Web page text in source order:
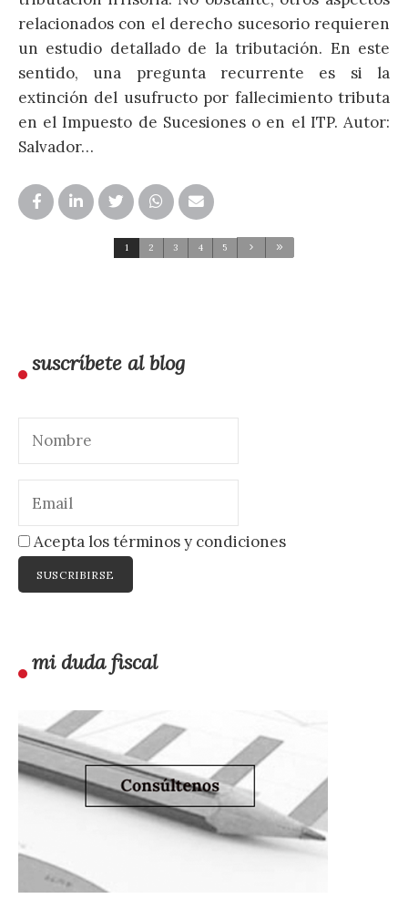
relacionados con el derecho sucesorio requieren
un estudio detallado de la tributación. En este
sentido, una pregunta recurrente es si la
extinción del usufructo por fallecimiento tributa
en el Impuesto de Sucesiones o en el ITP. Autor:
Salvador…
1 2 3 4 5
suscríbete al blog
Acepta los términos y condiciones
mi duda fiscal